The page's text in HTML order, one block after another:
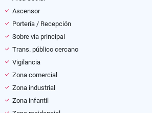
Ascensor
Portería / Recepción
Sobre vía principal
Trans. público cercano
Vigilancia
Zona comercial
Zona industrial
Zona infantil